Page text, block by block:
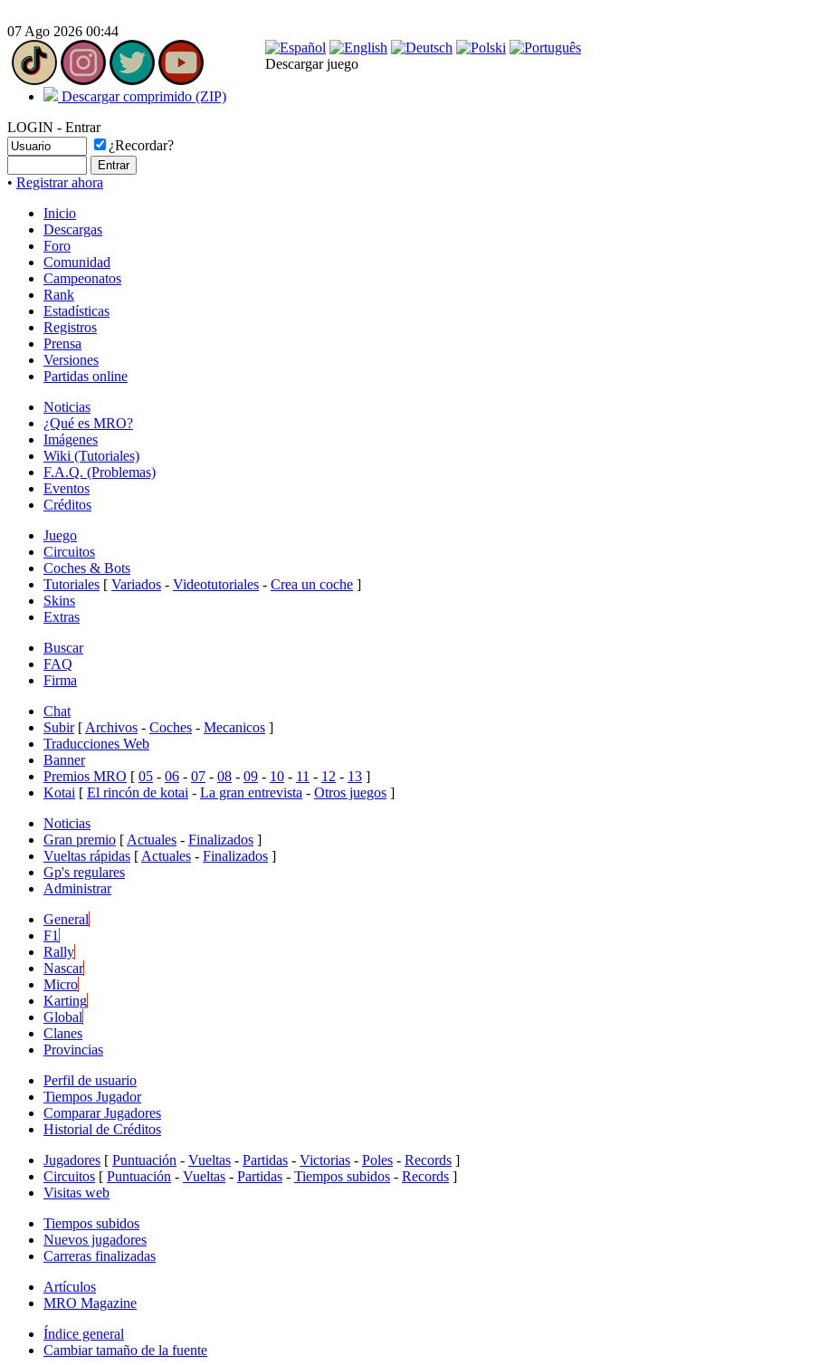
07 Ago 2026 00:44
Descargar juego
Descargar comprimido (ZIP)
LOGIN - Entrar
¿Recordar?
• Registrar ahora
Inicio
Descargas
Foro
Comunidad
Campeonatos
Rank
Estadísticas
Registros
Prensa
Versiones
Partidas online
Noticias
¿Qué es MRO?
Imágenes
Wiki (Tutoriales)
F.A.Q. (Problemas)
Eventos
Créditos
Juego
Circuitos
Coches & Bots
Tutoriales [ Variados - Videotutoriales - Crea un coche ]
Skins
Extras
Buscar
FAQ
Firma
Chat
Subir [ Archivos - Coches - Mecanicos ]
Traducciones Web
Banner
Premios MRO [ 05 - 06 - 07 - 08 - 09 - 10 - 11 - 12 - 13 ]
Kotai [ El rincón de kotai - La gran entrevista - Otros juegos ]
Noticias
Gran premio [ Actuales - Finalizados ]
Vueltas rápidas [ Actuales - Finalizados ]
Gp's regulares
Administrar
General
F1
Rally
Nascar
Micro
Karting
Global
Clanes
Provincias
Perfil de usuario
Tiempos Jugador
Comparar Jugadores
Historial de Créditos
Jugadores [ Puntuación - Vueltas - Partidas - Victorias - Poles - Records ]
Circuitos [ Puntuación - Vueltas - Partidas - Tiempos subidos - Records ]
Visitas web
Tiempos subidos
Nuevos jugadores
Carreras finalizadas
Artículos
MRO Magazine
Índice general
Cambiar tamaño de la fuente